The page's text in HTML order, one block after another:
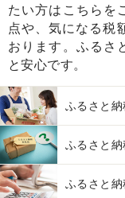
たい方はこちらを
点や、気になる税
おります。ふるさ
と安心です。
ふるさと納
ふるさと
ふるさと